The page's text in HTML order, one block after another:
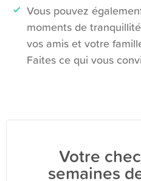
Vous pouvez
moments de
vos amis et votre
Faites ce qui vous
Votre
semaines